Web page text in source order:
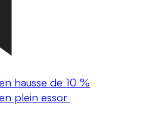
hausse de 10 %
plein essor